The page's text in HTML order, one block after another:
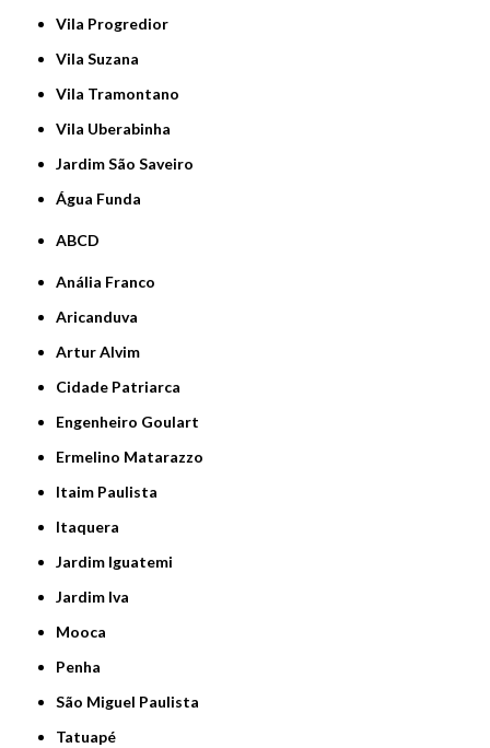
Vila Progredior
Vila Suzana
Vila Tramontano
Vila Uberabinha
jardim São Saveiro
Água Funda
ABCD
Anália Franco
Aricanduva
Artur Alvim
Cidade Patriarca
Engenheiro Goulart
Ermelino Matarazzo
Itaim Paulista
Itaquera
Jardim Iguatemi
Jardim Iva
Mooca
Penha
São Miguel Paulista
Tatuapé